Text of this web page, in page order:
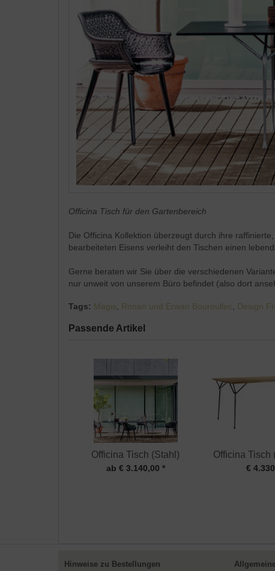
Officina Tisch für den Gartenbereich
Die Officina Kollektion überzeugt durch ihre
bearbeiteten Eisens verleiht den Tischen einen
Gerne beraten wir Sie über die verschiedenen
nur unweit von unserem Büro befindet (also dort
Tags: Magis Ronan und Erwan Bouroullec Design
Passende Artikel
Officina Tisch (Stahl)
ab € 3.140,00 *
Officina Tisch
€
Hinweise zu Bestellungen